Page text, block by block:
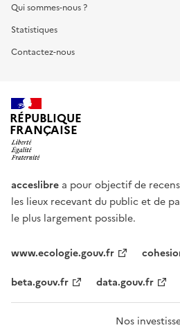
Qui sommes-nous ?
Statistiques
Contactez-nous
RÉPUBLIQUE
FRANÇAISE
acceslibre a pour objectif de
les lieux recevant du public et de
le plus largement possible.
www.ecologie.gouv.fr
beta.gouv.fr
data.gouv.fr
Nos